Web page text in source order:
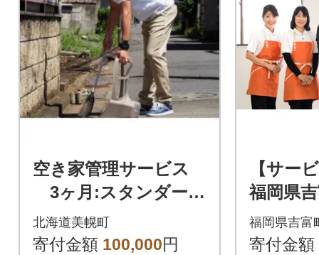
空き家管理サービス
3ヶ月:スタンダード
プラン【室内】【屋
外】
北海道美幌町
寄付金額 100,000円
【サー
福岡県
管理サ
月】1ヶ
福岡県吉富
寄付金額